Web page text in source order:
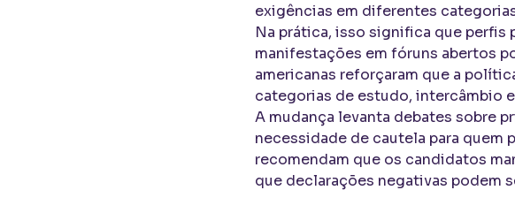
exigências em diferentes
Na prática, isso significa que
manifestações em fóruns abertos
americanas reforçaram que a
categorias de estudo, intercâmbio
A mudança levanta debates sobre
necessidade de cautela para quem
recomendam que os candidatos
que declarações negativas podem